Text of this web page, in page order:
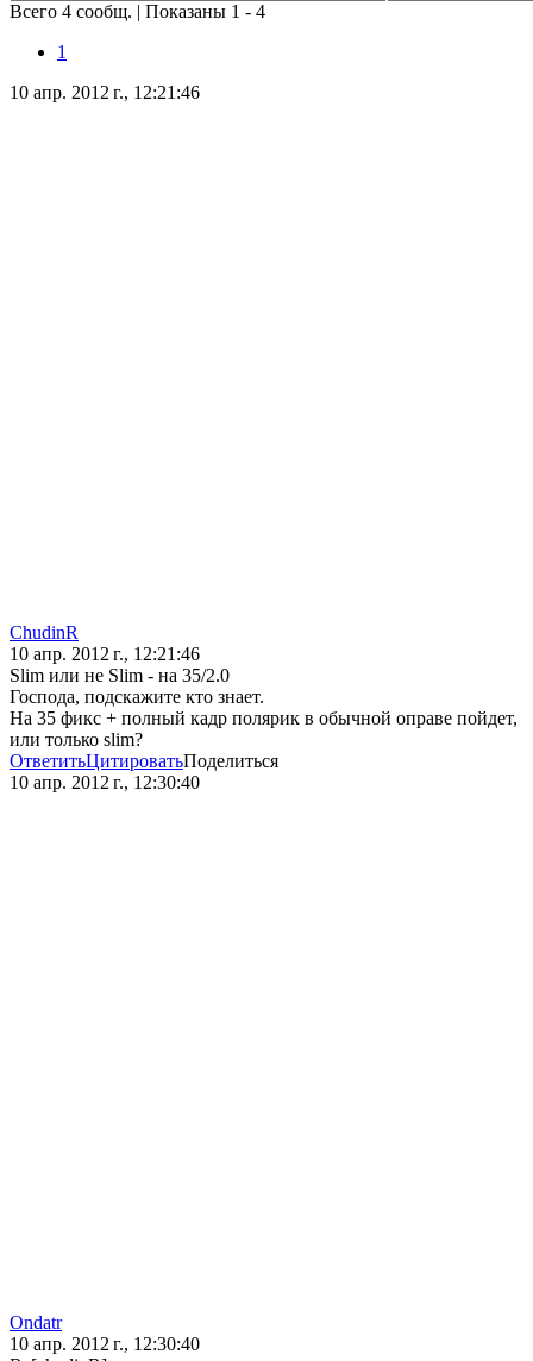
Всего 4 сообщ. | Показаны 1 - 4
1
10 апр. 2012 г., 12:21:46
ChudinR
10 апр. 2012 г., 12:21:46
Slim или не Slim - на 35/2.0
Господа, подскажите кто знает.
На 35 фикс + полный кадр полярик в обычной оправе пойдет,
или только slim?
ОтветитьЦитироватьПоделиться
10 апр. 2012 г., 12:30:40
Ondatr
10 апр. 2012 г., 12:30:40